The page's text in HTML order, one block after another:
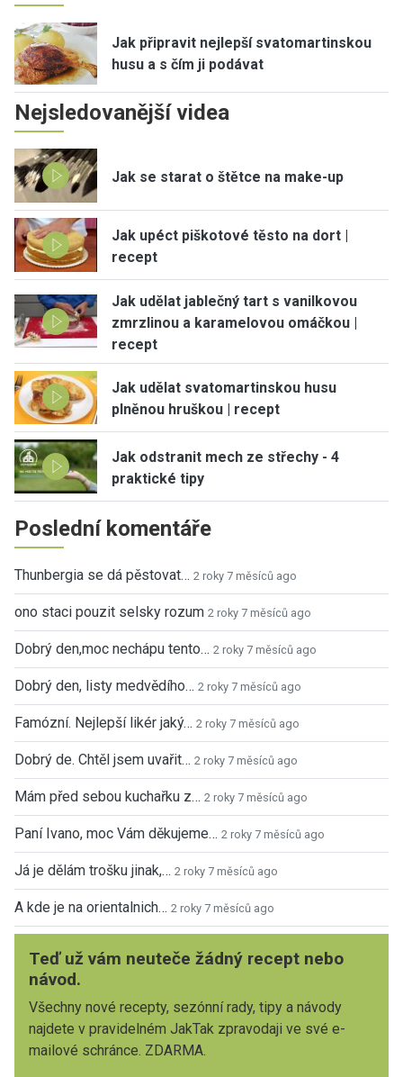
Jak připravit nejlepší svatomartinskou
husu a s čím ji podávat
Nejsledovanější videa
Jak se starat o štětce na make-up
Jak upéct piškotové těsto na dort |
recept
Jak udělat jablečný tart s vanilkovou
zmrzlinou a karamelovou omáčkou |
recept
Jak udělat svatomartinskou husu
plněnou hruškou | recept
Jak odstranit mech ze střechy - 4
praktické tipy
Poslední komentáře
Thunbergia se dá pěstovat… 2 roky 7 měsíců ago
ono staci pouzit selsky rozum 2 roky 7 měsíců ago
Dobrý den,moc nechápu tento… 2 roky 7 měsíců ago
Dobrý den, listy medvědího… 2 roky 7 měsíců ago
Famózní. Nejlepší likér jaký… 2 roky 7 měsíců ago
Dobrý de. Chtěl jsem uvařit… 2 roky 7 měsíců ago
Mám před sebou kuchařku z… 2 roky 7 měsíců ago
Paní Ivano, moc Vám děkujeme… 2 roky 7 měsíců ago
Já je dělám trošku jinak,… 2 roky 7 měsíců ago
A kde je na orientalnich… 2 roky 7 měsíců ago
Teď už vám neuteče žádný recept nebo
návod.
Všechny nové recepty, sezónní rady, tipy a návody
najdete v pravidelném JakTak zpravodaji ve své e-
mailové schránce. ZDARMA.